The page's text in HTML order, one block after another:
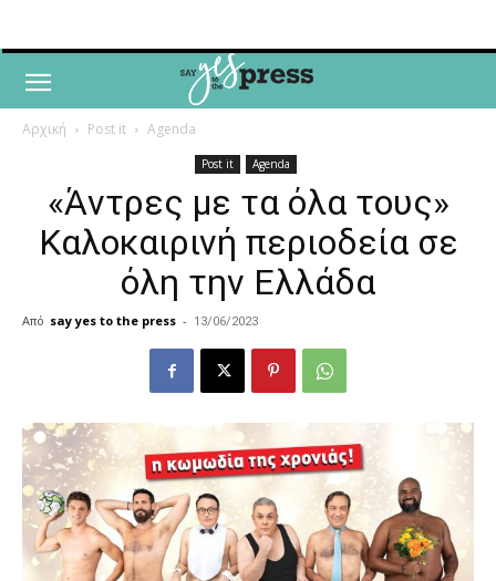
Αρχική Post it Agenda
Post it Agenda
«Άντρες με τα όλα τους»
Καλοκαιρινή περιοδεία σε
όλη την Ελλάδα
Από say yes to the press - 13/06/2023